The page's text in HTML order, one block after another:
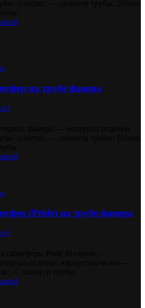
на трубе фанера
(Pride) на трубе фанера